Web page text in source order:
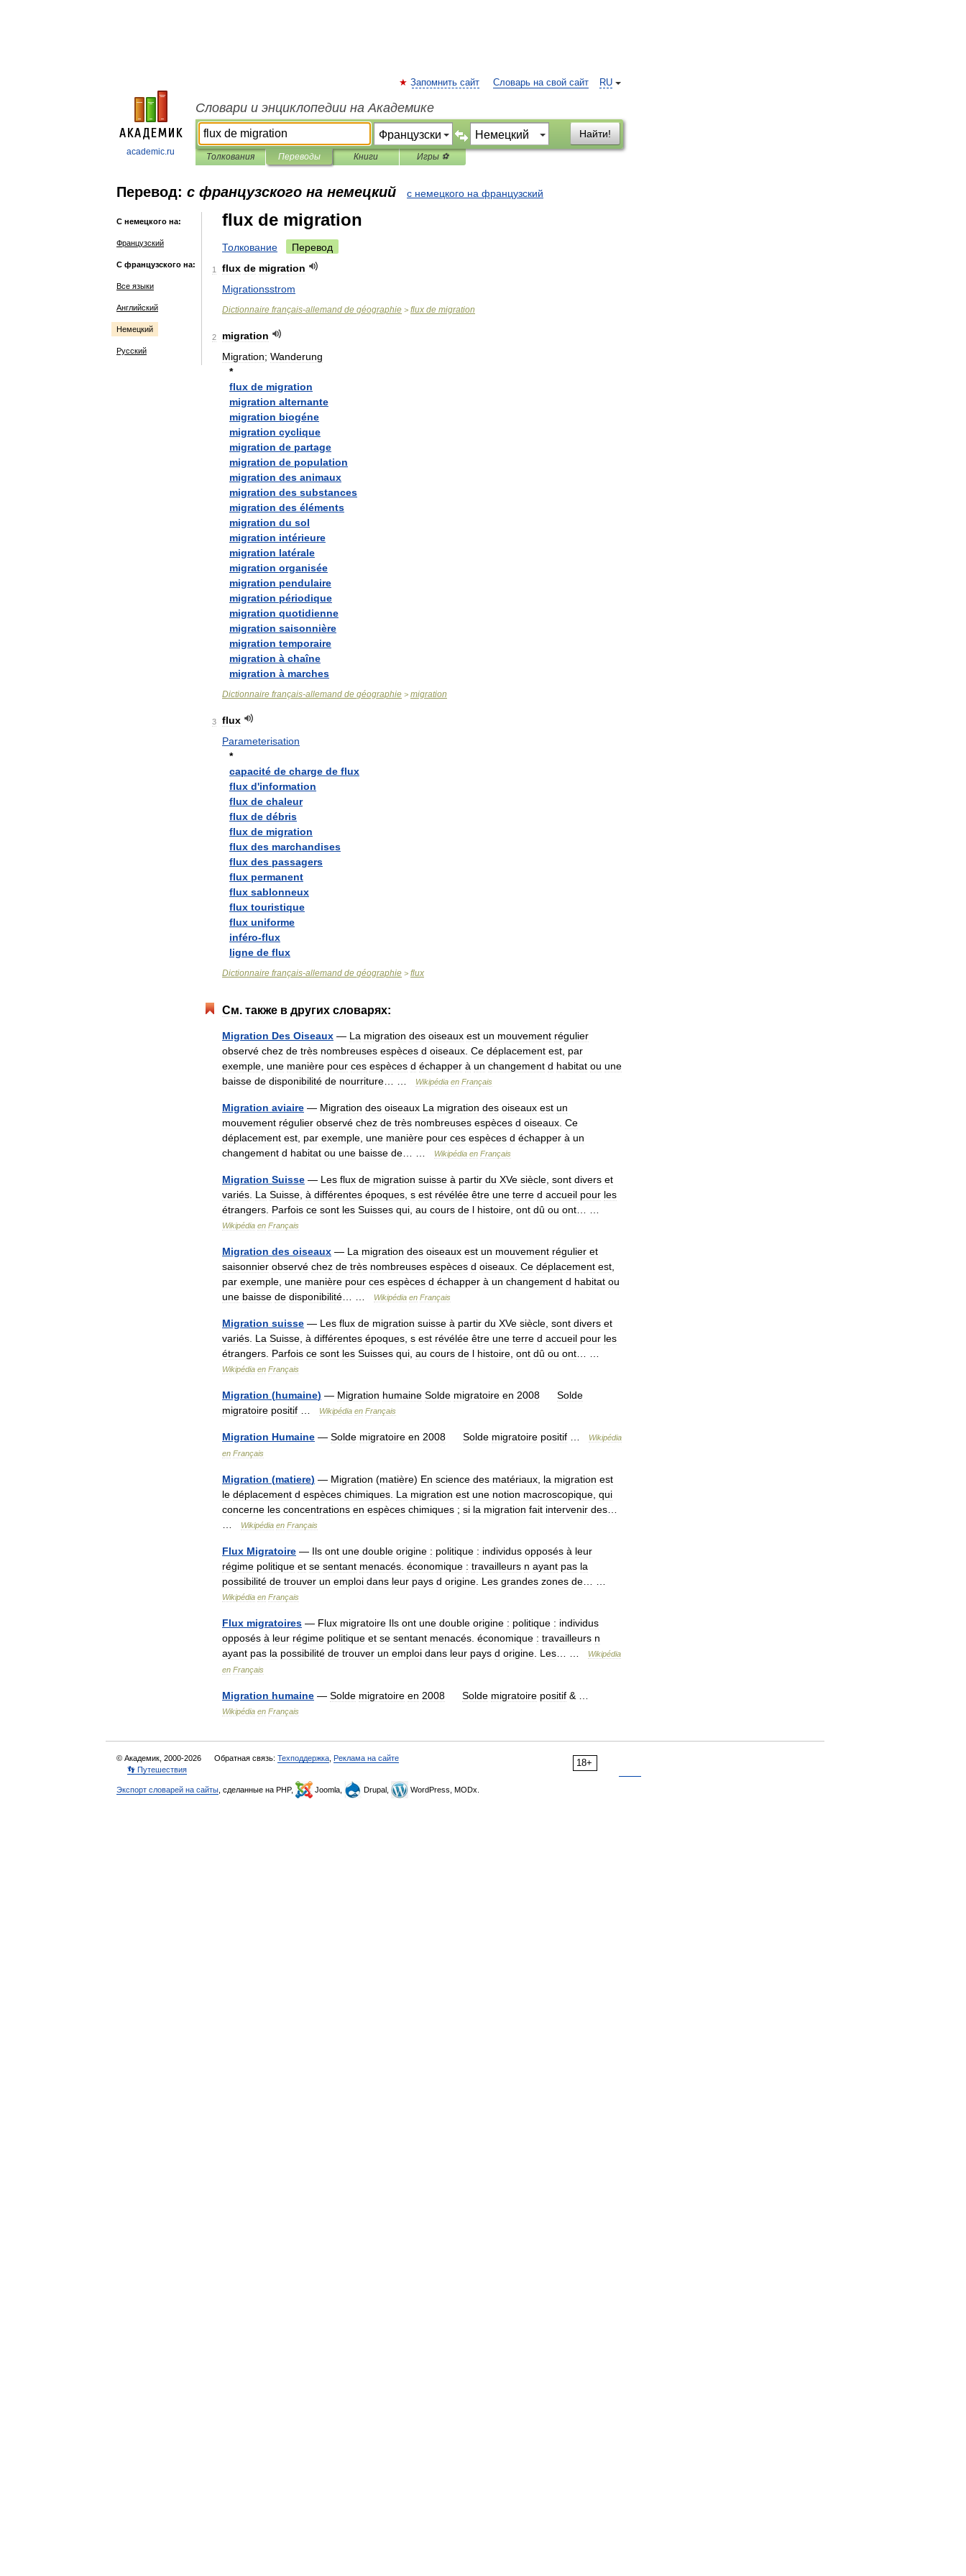
academic.ru
RU
Запомнить сайт Словарь на свой сайт
Словари и энциклопедии на Академике
Найти!
Толкования Переводы Книги Игры ⚽
Перевод: с французского на немецкий с немецкого на французский
С немецкого на:
Французский
С французского на:
Все языки
Английский
Немецкий
Русский
flux de migration
Толкование Перевод
1 flux de migration
Migrationsstrom
Dictionnaire français-allemand de géographie > flux de migration
2
migration
Migration; Wanderung
*
flux de migration
migration alternante
migration biogéne
migration cyclique
migration de partage
migration de population
migration des animaux
migration des substances
migration des éléments
migration du sol
migration intérieure
migration latérale
migration organisée
migration pendulaire
migration périodique
migration quotidienne
migration saisonnière
migration temporaire
migration à chaîne
migration à marches
Dictionnaire français-allemand de géographie > migration
3
flux
Parameterisation
*
capacité de charge de flux
flux d'information
flux de chaleur
flux de débris
flux de migration
flux des marchandises
flux des passagers
flux permanent
flux sablonneux
flux touristique
flux uniforme
inféro-flux
ligne de flux
Dictionnaire français-allemand de géographie > flux
См. также в других словарях:
Migration Des Oiseaux — La migration des oiseaux est un mouvement régulier
observé chez de très nombreuses espèces d oiseaux Ce déplacement est par
exemple une manière pour ces espèces d échapper à un changement d habitat ou une
baisse de disponibilité de nourriture Wikipédia en Français
Migration aviaire — Migration des oiseaux La migration des oiseaux est un
mouvement régulier observé chez de très nombreuses espèces d oiseaux Ce
déplacement est par exemple une manière pour ces espèces d échapper à un
changement d habitat ou une baisse de Wikipédia en Français
Migration Suisse — Les flux de migration suisse à partir du XVe siècle sont divers et
variés La Suisse à différentes époques s est révélée être une terre d accueil pour les
étrangers Parfois ce sont les Suisses qui au cours de l histoire ont dû ou ont
Wikipédia en Français
Migration des oiseaux — La migration des oiseaux est un mouvement régulier et
saisonnier observé chez de très nombreuses espèces d oiseaux Ce déplacement est
par exemple une manière pour ces espèces d échapper à un changement d habitat ou
une baisse de disponibilité Wikipédia en Français
Migration suisse — Les flux de migration suisse à partir du XVe siècle sont divers et
variés La Suisse à différentes époques s est révélée être une terre d accueil pour les
étrangers Parfois ce sont les Suisses qui au cours de l histoire ont dû ou ont
Wikipédia en Français
Migration (humaine) — Migration humaine Solde migratoire en 2008
Solde
migratoire positif Wikipédia en Français
Migration Humaine — Solde migratoire en 2008 Solde migratoire positif
Wikipédia
en Français
Migration (matiere) — Migration (matière) En science des matériaux la migration est
le déplacement d espèces chimiques La migration est une notion macroscopique qui
concerne les concentrations en espèces chimiques ; si la migration fait intervenir des
Wikipédia en Français
Flux Migratoire — Ils ont une double origine : politique : individus opposés à leur
régime politique et se sentant menacés économique : travailleurs n ayant pas la
possibilité de trouver un emploi dans leur pays d origine Les grandes zones de
Wikipédia en Français
Flux migratoires — Flux migratoire Ils ont une double origine : politique : individus
opposés à leur régime politique et se sentant menacés économique : travailleurs n
ayant pas la possibilité de trouver un emploi dans leur pays d origine Les
Wikipédia
en Français
Migration humaine — Solde migratoire en 2008 Solde migratoire positif & …
Wikipédia en Français
18+
© Академик, 2000-2026 Обратная связь: Техподдержка Реклама на сайте
👣 Путешествия
Экспорт словарей на сайты , сделанные на PHP, Joomla, Drupal, WordPress, MODx.